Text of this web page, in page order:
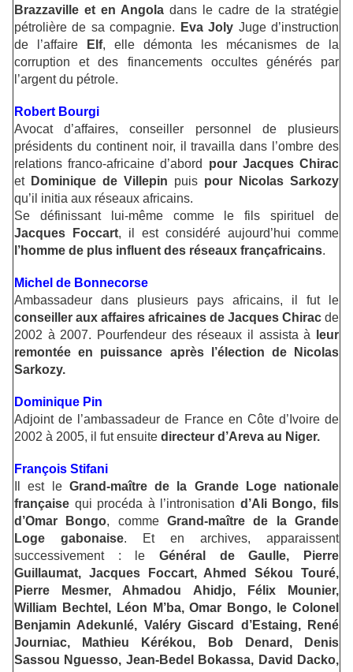
Brazzaville et en Angola dans le cadre de la stratégie
pétrolière de sa compagnie.
Eva Joly Juge d’instruction
de l’affaire
Elf, elle démonta les mécanismes de la
corruption et des financements occultes générés par
l’argent du pétrole.
Robert Bourgi
Avocat d’affaires, conseiller personnel de plusieurs
présidents du continent noir, il travailla dans l’ombre des
relations franco-africaine d’abord pour Jacques Chirac
et Dominique de Villepin puis pour Nicolas Sarkozy
qu’il initia aux réseaux africains.
Se définissant lui-même comme le fils spirituel de
Jacques Foccart, il est considéré aujourd’hui comme
l’homme de plus influent des réseaux françafricains.
Michel de Bonnecorse
Ambassadeur dans plusieurs pays africains, il fut le
conseiller aux affaires africaines de Jacques Chirac de
2002 à 2007. Pourfendeur des réseaux il assista à
leur
remontée en puissance après l’élection de Nicolas
Sarkozy.
Dominique Pin
Adjoint de l’ambassadeur de France en Côte d’Ivoire de
2002 à 2005, il fut ensuite directeur d’Areva au Niger.
François Stifani
Il est le Grand-maître de la Grande Loge nationale
française qui procéda à l’intronisation d’Ali Bongo, fils
d’Omar Bongo, commeGrand-maître de la Grande
Loge gabonaise. Et en archives, apparaissent
successivement : le Général de Gaulle, Pierre
Guillaumat, Jacques Foccart, Ahmed Sékou Touré,
Pierre Mesmer, Ahmadou Ahidjo, Félix Mounier,
William Bechtel, Léon M’ba, Omar Bongo, le Colonel
Benjamin Adekunlé, Valéry Giscard d’Estaing, René
Journiac, Mathieu Kérékou, Bob Denard, Denis
Sassou Nguesso, Jean-Bedel Bokassa, David Dacko,